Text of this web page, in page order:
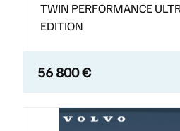
TWIN PERFORMANCE
EDITION
56 800 €